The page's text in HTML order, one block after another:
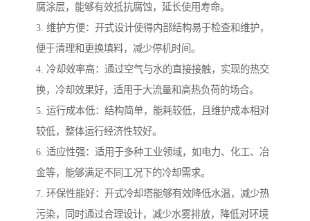
腐涂层，能够有效抵抗腐蚀，延长使用寿命。
3. 维护方便：开式设计使得内部结构易于检查和维护，
便于清理和更换填料，减少停机时间。
4. 冷却效率高：通过空气与水的直接接触，实现的热交
换，冷却效果好，适用于大流量和高热负荷的场合。
5. 运行成本低：结构简单，能耗较低，且维护成本相对
较低，整体运行经济性较好。
6. 适应性强：适用于多种工业领域，如电力、化工、冶
金等，能够满足不同工况下的冷却需求。
7. 环保性能好：开式冷却塔能够有效降低水温，减少热
污染，同时通过合理设计，减少水雾排放，降低对环境